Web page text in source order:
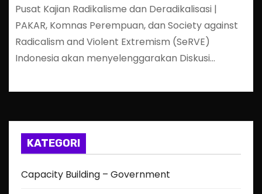
Pusat Kajian Radikalisme dan Deradikalisasi |
PAKAR, Komnas Perempuan, dan Society against
Radicalism and Violent Extremism (SeRVE)
Indonesia akan menyelenggarakan Diskusi…
KATEGORI
Capacity Building – Government